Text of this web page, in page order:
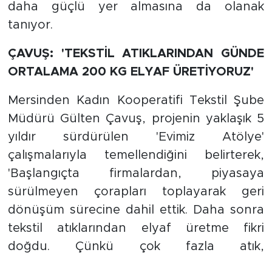
daha güçlü yer almasına da olanak
tanıyor.
ÇAVUŞ: 'TEKSTİL ATIKLARINDAN GÜNDE
ORTALAMA 200 KG ELYAF ÜRETİYORUZ'
Mersinden Kadın Kooperatifi Tekstil Şube
Müdürü Gülten Çavuş, projenin yaklaşık 5
yıldır sürdürülen 'Evimiz Atölye'
çalışmalarıyla temellendiğini belirterek,
'Başlangıçta firmalardan, piyasaya
sürülmeyen çorapları toplayarak geri
dönüşüm sürecine dahil ettik. Daha sonra
tekstil atıklarından elyaf üretme fikri
doğdu. Çünkü çok fazla atık,